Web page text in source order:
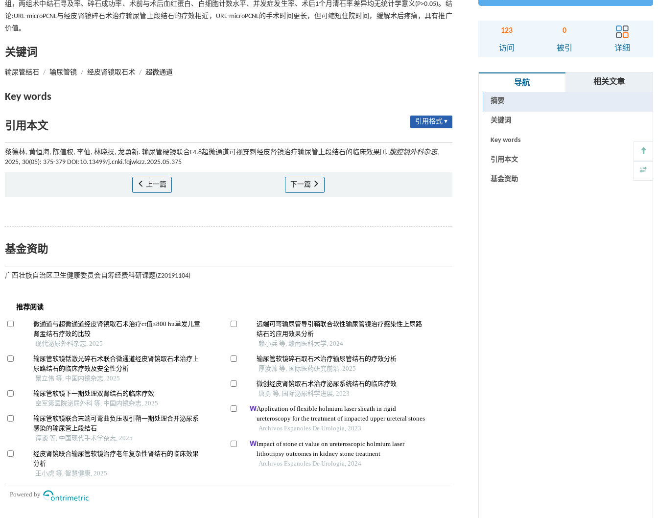
组，两组术中结石寻及率、碎石成功率、术前与术后血红蛋白、白细胞计数水平、并发症发生率、术后1个月清石率差异均无统计学意义(P>0.05)。结
论:URL-microPCNL与经皮肾镜碎石术治疗输尿管上段结石的疗效相近，URL-microPCNL的手术时间更长，但可缩短住院时间，缓解术后疼痛，具有推广
价值。
关键词
输尿管结石 / 输尿管镜 / 经皮肾镜取石术 / 超微通道
Key words
引用本文 引用格式 ▾
黎德林, 黄恒海, 陈值权, 李仙, 林晓操, 龙勇新. 输尿管硬镜联合F4.8超微通道可视穿刺经皮肾镜治疗输尿管上段结石的临床效果[J]. 腹腔镜外科杂志,
2025, 30(05): 375-379 DOI:10.13499/j.cnki.fqjwkzz.2025.05.375
上一篇 下一篇
基金资助
广西壮族自治区卫生健康委员会自筹经费科研课题(Z20191104)
123
访问
0
被引 详细
导航 相关文章
摘要
关键词
Key words
引用本文
基金资助